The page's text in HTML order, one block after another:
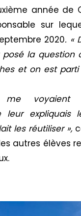
année de
sur
2020. «
posé la
et onest parti
voyaient
leur expliquais
les réutiliser »,
autres élèves